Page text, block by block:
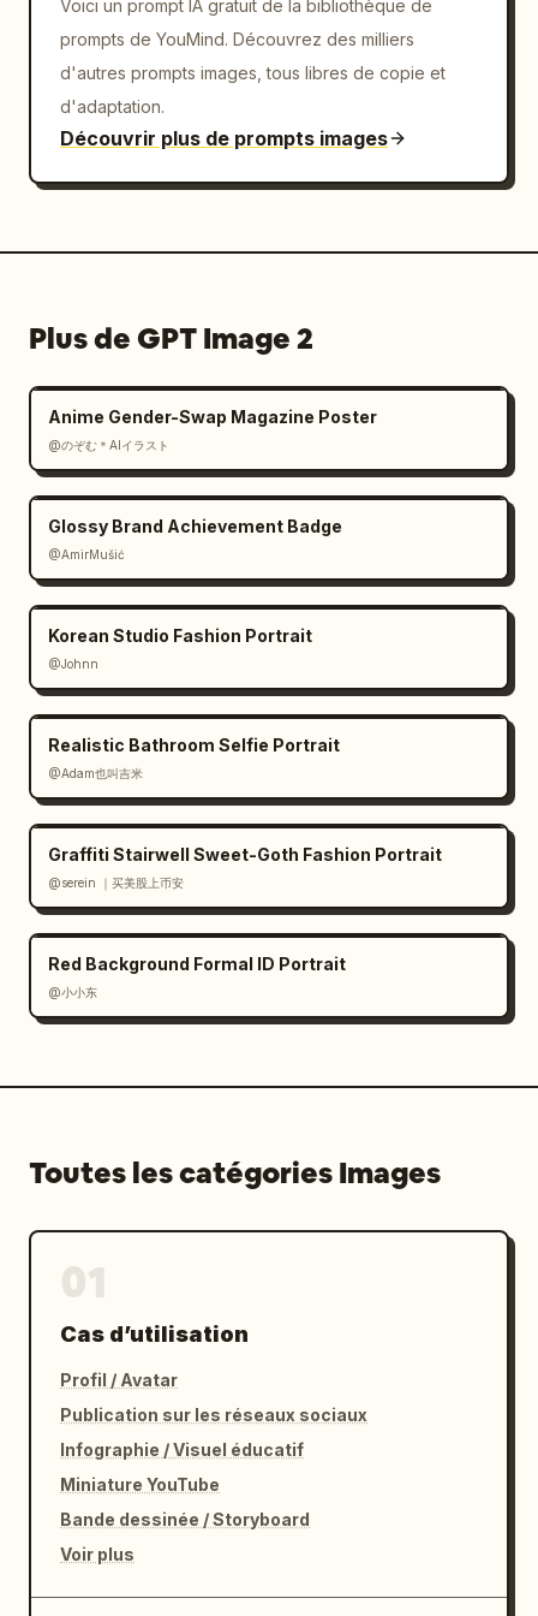
mouvement fluide.
La chorégraphie est continue et rythmée, sans
coupures abruptes :
0–2s : Début en position de garde, genoux
devant
2–4s : pas en avant dans un blocage
pas latéral avec un mouvement de poussée
6–8s : soulève le genou en douceur et s'étend
dans un coup de pied avant contrôlé, en
maintenant l'équilibre
8–10s : pas en arrière en couverture,
descente dans un blocage bas, puis remontée
dans un coup de poing crocheté
10–12s : pivot du corps avec une rotation
propre, transition vers une frappe de la
paume vers l'avant
12–14s : descente dans un mouvement de
balayage, puis remontée fluide dans une pose
de verrouillage
14–15s : finition debout avec un salut de
plutôt que de l'agressivité. Accent sur
l'équilibre, la respiration et la continuité.
La caméra est un plan moyen-large stable avec
un suivi lent et subtil, sans coupes.
Voici un prompt IA gratuit de la bibliothèque de
prompts de YouMind. Découvrez des milliers
d'autres prompts images, tous libres de copie et
d'adaptation.
Découvrir plus de prompts images
Plus de GPT Image 2
Anime Gender-Swap Magazine Poster
@のぞむ＊AIイラスト
Glossy Brand Achievement Badge
@AmirMušić
Korean Studio Fashion Portrait
@Johnn
Realistic Bathroom Selfie Portrait
@Adam也叫吉米
Graffiti Stairwell Sweet-Goth Fashion Portrait
@serein ｜买美股上币安
Red Background Formal ID Portrait
@小小东
Toutes les catégories Images
Cas d’utilisation
Profil / Avatar
Publication sur les réseaux sociaux
Infographie / Visuel éducatif
Miniature YouTube
Bande dessinée / Storyboard
Voir plus